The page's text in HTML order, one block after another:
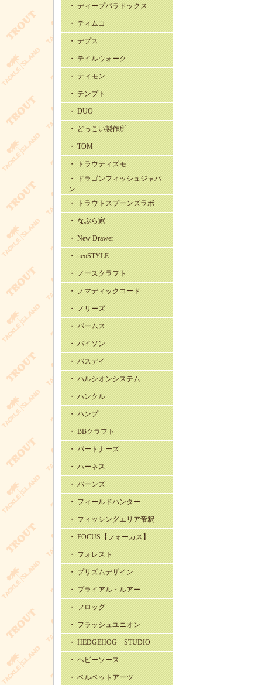
・ ディープパラドックス
・ ティムコ
・ デプス
・ テイルウォーク
・ ティモン
・ テンプト
・ DUO
・ どっこい製作所
・ TOM
・ トラウティズモ
・ ドラゴンフィッシュジャパ
ン
・ トラウトスプーンズラボ
・ なぶら家
・ New Drawer
・ neoSTYLE
・ ノースクラフト
・ ノマディックコード
・ ノリーズ
・ パームス
・ バイソン
・ バスデイ
・ ハルシオンシステム
・ ハンクル
・ ハンプ
・ BBクラフト
・ パートナーズ
・ ハーネス
・ バーンズ
・ フィールドハンター
・ フィッシングエリア帝釈
・ FOCUS【フォーカス】
・ フォレスト
・ プリズムデザイン
・ プライアル・ルアー
・ フロッグ
・ フラッシュユニオン
・ HEDGEHOG STUDIO
・ ヘビーソース
・ ベルベットアーツ